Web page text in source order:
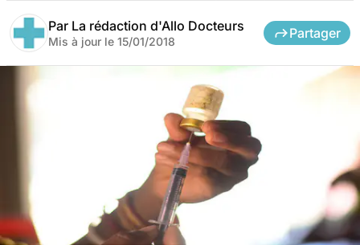
Par La rédaction d'Allo Docteurs
Mis à jour le 15/01/2018
Partager